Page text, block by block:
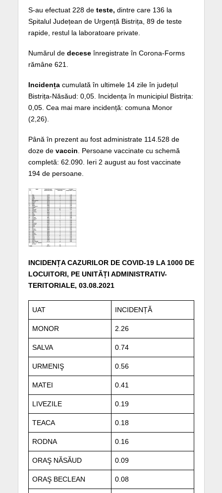
S-au efectuat 228 de teste, dintre care 136 la
Spitalul Județean de Urgență Bistrița, 89 de teste
rapide, restul la laboratoare private.
Numărul de deceseînregistrate în Corona-Forms
rămâne 621.
Incidențacumulată în ultimele 14 zile în județul
Bistrița-Năsăud: 0,05. Incidența în municipiul Bistrița:
0,05. Cea mai mare incidență: comuna Monor
(2,26).
Până în prezent au fost administrate 114.528 de
doze de vaccin . Persoane vaccinate cu schemă
completă: 62.090. Ieri 2 august au fost vaccinate
194 de persoane.
INCIDENȚA CAZURILOR DE COVID-19 LA 1000 DE
LOCUITORI, PE UNITĂȚI ADMINISTRATIV-
TERITORIALE, 03.08.2021
UAT INCIDENȚĂ
MONOR 2.26
SALVA 0.74
URMENIŞ 0.56
MATEI 0.41
LIVEZILE 0.19
TEACA 0.18
RODNA 0.16
ORAŞ NĂSĂUD 0.09
ORAŞ BECLEAN 0.08